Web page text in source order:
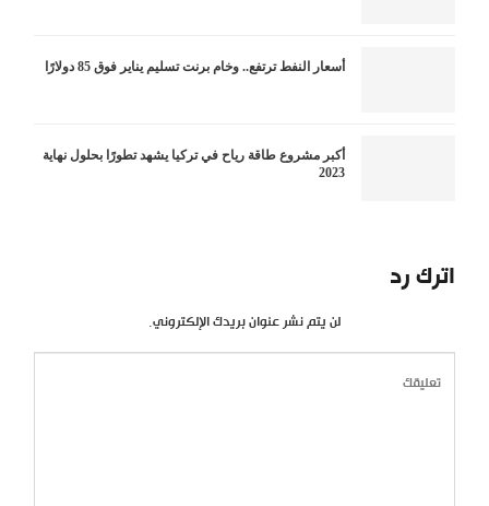
أسعار النفط ترتفع.. وخام برنت تسليم يناير فوق 85 دولارًا
أكبر مشروع طاقة رياح في تركيا يشهد تطورًا بحلول نهاية
2023
اترك رد
لن يتم نشر عنوان بريدك الإلكتروني.